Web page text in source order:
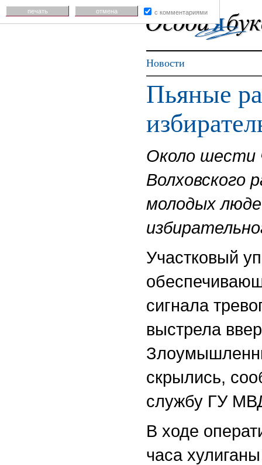
Новости
Пьяные
Около шести
Волховского
молодых
Участковый
сигнала
выстрела
скрылись,
службу ГУ
В ходе
часа
печать отмена с комментариями